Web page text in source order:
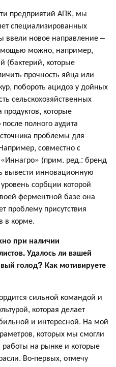
предприятий АПК, мы
специализированных
ввели новое направление –
можно, например,
(бактерий, которые
прочность яйца или
побороть ацидоз у дойных
сельскохозяйственных
которые
полного аудита
проблемы для
совместно с
(прим. ред.: бренд
вывести инновационную
сорбции которой
ферментной базе она
проблему присутствия
в корме.
при наличии
Удалось ли вашей
голод? Как мотивируете
сильной командой и
которая делает
и интересной. На мой
которых мы смогли
на рынке и которые
Во-первых, отмечу